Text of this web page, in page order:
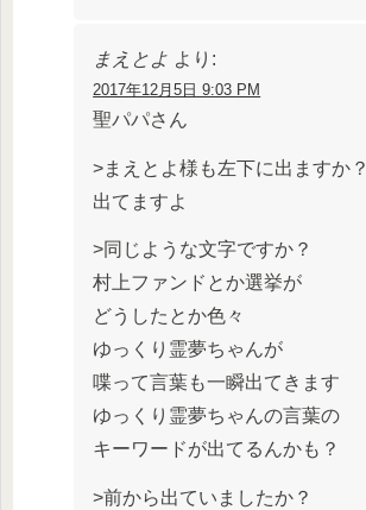
まえとよ より:
2017年12月5日 9:03 PM
聖パパさん
>まえとよ様も左下に出ますか？
出てますよ
>同じような文字ですか？
村上ファンドとか選挙が
どうしたとか色々
ゆっくり霊夢ちゃんが
喋って言葉も一瞬出てきます
ゆっくり霊夢ちゃんの言葉の
キーワードが出てるんかも？
>前から出ていましたか？